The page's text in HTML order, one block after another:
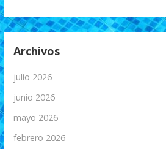
Archivos
julio 2026
junio 2026
mayo 2026
febrero 2026